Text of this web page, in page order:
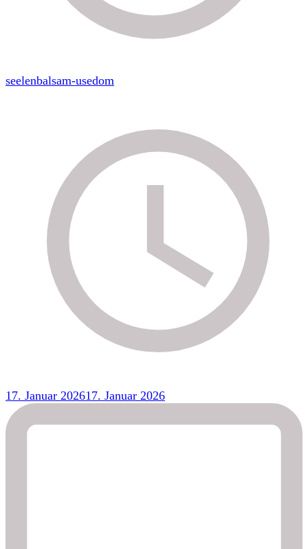
seelenbalsam-usedom
17. Januar 202617. Januar 2026